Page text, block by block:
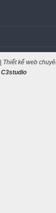
Thiết kế web
C3studio